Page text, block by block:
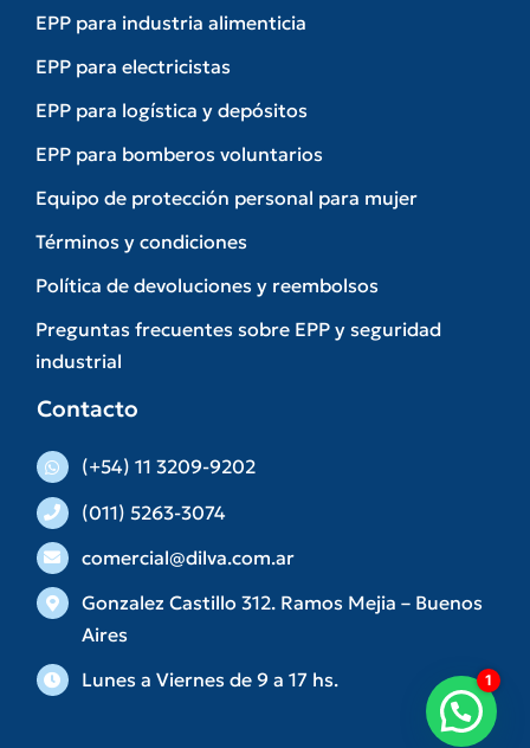
EPP para industria alimenticia
EPP para electricistas
EPP para logística y depósitos
EPP para bomberos voluntarios
Equipo de protección personal para mujer
Términos y condiciones
Política de devoluciones y reembolsos
Preguntas frecuentes sobre EPP y seguridad
industrial
Contacto
(+54) 11 3209-9202
(011) 5263-3074
comercial@dilva.com.ar
Gonzalez Castillo 312. Ramos Mejia – Buenos
Aires
Lunes a Viernes de 9 a 17 hs.